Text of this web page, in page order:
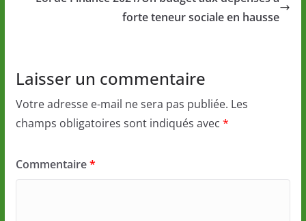
forte teneur sociale en hausse
Laisser un commentaire
Votre adresse e-mail ne sera pas publiée. Les
champs obligatoires sont indiqués avec *
Commentaire*